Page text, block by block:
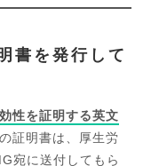
書を発行して
性を証明する英文
証明書は、厚生労
宛に送付してもら